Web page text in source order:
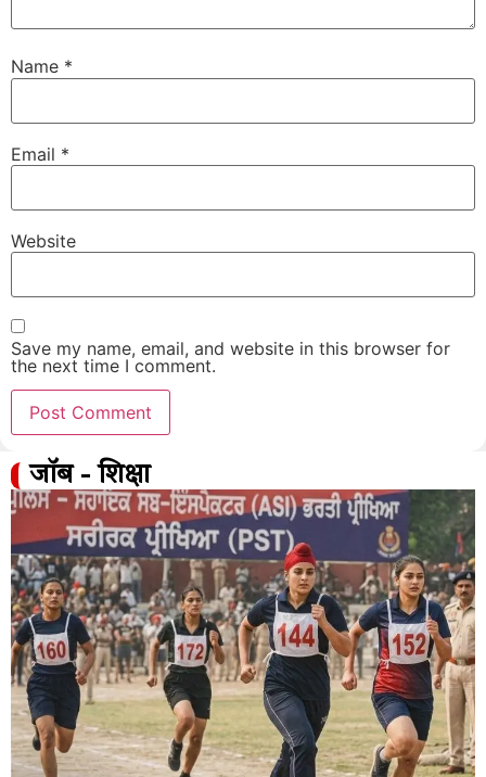
Name *
Email *
Website
Save my name, email, and website in this browser for
the next time I comment.
जॉब - शिक्षा